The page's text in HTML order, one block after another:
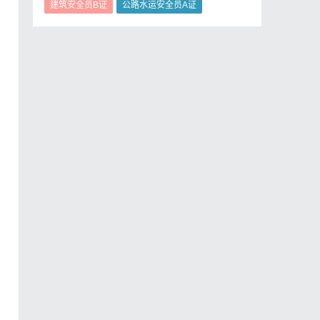
建筑安全员B证
公路水运安全员A证